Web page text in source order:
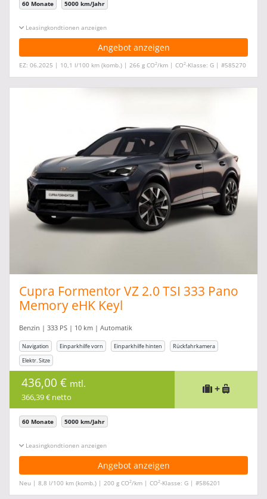
60 Monate 5000 km/Jahr
Leasingkonditionen ein-/ausblenden
Angebot anzeigen
EZ: 06.2025 | 10,1 l/100 km (komb.) | 266 g CO2/km | CO2-Klasse: G | #585270
Cupra Formentor VZ 2.0 TSI 333 Pano
Memory eHK Keyl
Benzin | 333 PS | 10 km | Automatik
Navigation Einparkhilfe vorn Einparkhilfe hinten
Rückfahrkamera
Elektr. Sitze
436,00 € mtl.
366,39 € netto
+
60 Monate 5000 km/Jahr
Leasingkonditionen ein-/ausblenden
Angebot anzeigen
Neu | 8,8 l/100 km (komb.) | 200 g CO2/km | CO2-Klasse: G | #586201